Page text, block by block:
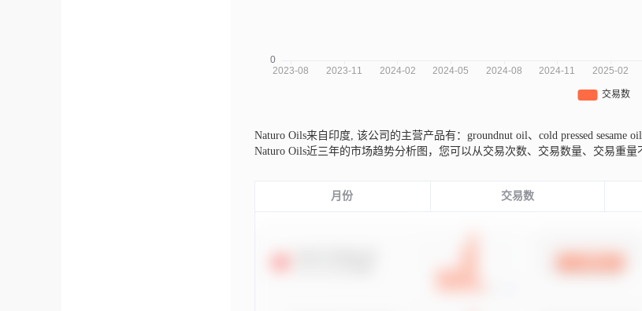
Naturo Oils来自印度, 该公司的主营产品有：groundnut oil、cold pressed sesame
Naturo Oils近三年的市场趋势分析图，您可以从交易次数、交易数量、交易重
月份 交易数